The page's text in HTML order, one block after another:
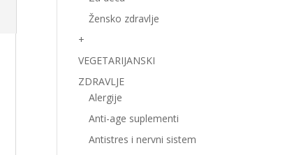
Žensko zdravlje
+
VEGETARIJANSKI
ZDRAVLJE
Alergije
Anti-age suplementi
Antistres i nervni sistem